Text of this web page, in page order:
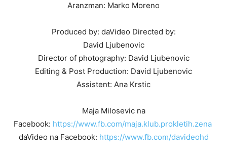
Aranzman: Marko Moreno
Produced by: daVideo Directed by:
David Ljubenovic
Director of photography: David Ljubenovic
Editing & Post Production: David Ljubenovic
Assistent: Ana Krstic
Maja Milosevic na
Facebook: https://www.fb.com/maja.klub.prokletih.zena
daVideo na Facebook: https://www.fb.com/davideohd